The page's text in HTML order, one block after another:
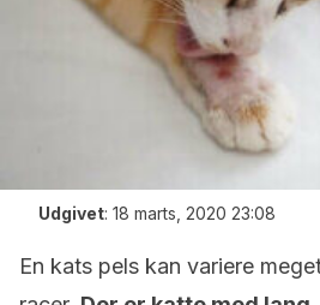
Udgivet: 18 marts, 2020 23:08
En kats pels kan variere